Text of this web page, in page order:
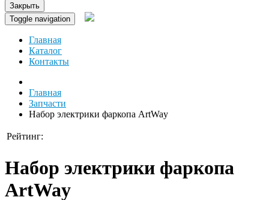
Закрыть
Toggle navigation
Главная
Каталог
Контакты
Главная
Запчасти
Набор электрики фаркопа ArtWay
Рейтинг:
Набор электрики фаркопа
ArtWay